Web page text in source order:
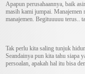
Apapun perusahaannya, baik
masih kami jumpai. Manajemen
manajemen. Begituuuuu terus..
Tak perlu kita saling tunjuk
Seandainya pun kita tahu siapa
persoalan, apakah hal itu bisa